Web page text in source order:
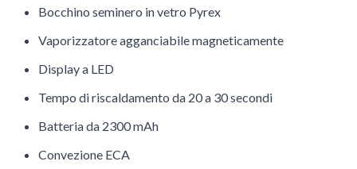
Bocchino seminero in vetro Pyrex
Vaporizzatore agganciabile magneticamente
Display a LED
Tempo di riscaldamento da 20 a 30 secondi
Batteria da 2300 mAh
Convezione ECA